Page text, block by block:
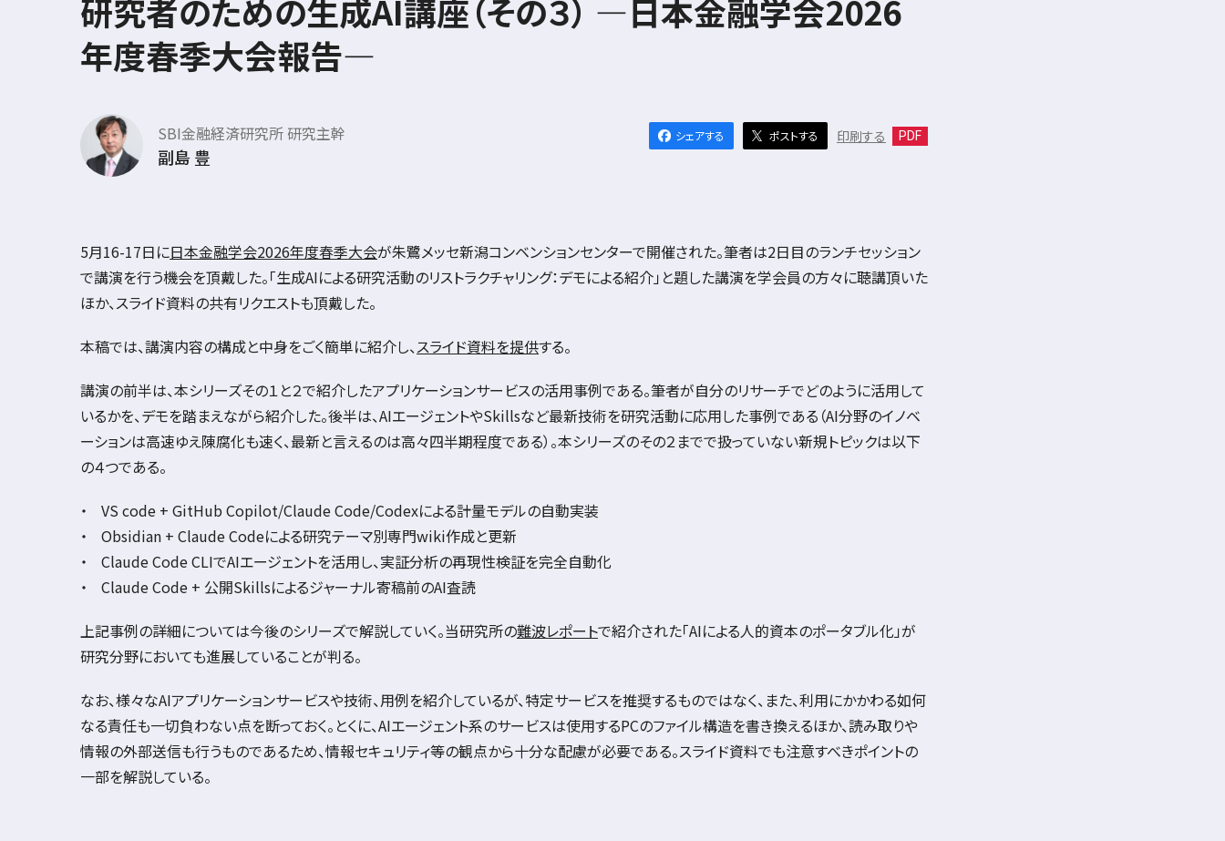
研究者のための生成AI講座（その３） ―日本金融学会2026
年度春季大会報告―
SBI金融経済研究所 研究主幹
副島 豊
シェアする ポストする 印刷する PDF
5月16-17日に日本金融学会2026年度春季大会が朱鷺メッセ新潟コンベンションセンターで開催された。筆者は2日目のランチセッション
で講演を行う機会を頂戴した。「生成AIによる研究活動のリストラクチャリング：デモによる紹介」と題した講演を学会員の方々に聴講頂いた
ほか、スライド資料の共有リクエストも頂戴した。
本稿では、講演内容の構成と中身をごく簡単に紹介し、スライド資料を提供する。
講演の前半は、本シリーズその１と２で紹介したアプリケーションサービスの活用事例である。筆者が自分のリサーチでどのように活用して
いるかを、デモを踏まえながら紹介した。後半は、AIエージェントやSkillsなど最新技術を研究活動に応用した事例である（AI分野のイノベ
ーションは高速ゆえ陳腐化も速く、最新と言えるのは高々四半期程度である）。本シリーズのその２までで扱っていない新規トピックは以下
の４つである。
VS code + GitHub Copilot/Claude Code/Codexによる計量モデルの自動実装
Obsidian + Claude Codeによる研究テーマ別専門wiki作成と更新
Claude Code CLIでAIエージェントを活用し、実証分析の再現性検証を完全自動化
Claude Code + 公開Skillsによるジャーナル寄稿前のAI査読
上記事例の詳細については今後のシリーズで解説していく。当研究所の難波レポートで紹介された「AIによる人的資本のポータブル化」が
研究分野においても進展していることが判る。
なお、様々なAIアプリケーションサービスや技術、用例を紹介しているが、特定サービスを推奨するものではなく、また、利用にかかわる如何
なる責任も一切負わない点を断っておく。とくに、AIエージェント系のサービスは使用するPCのファイル構造を書き換えるほか、読み取りや
情報の外部送信も行うものであるため、情報セキュリティ等の観点から十分な配慮が必要である。スライド資料でも注意すべきポイントの
一部を解説している。